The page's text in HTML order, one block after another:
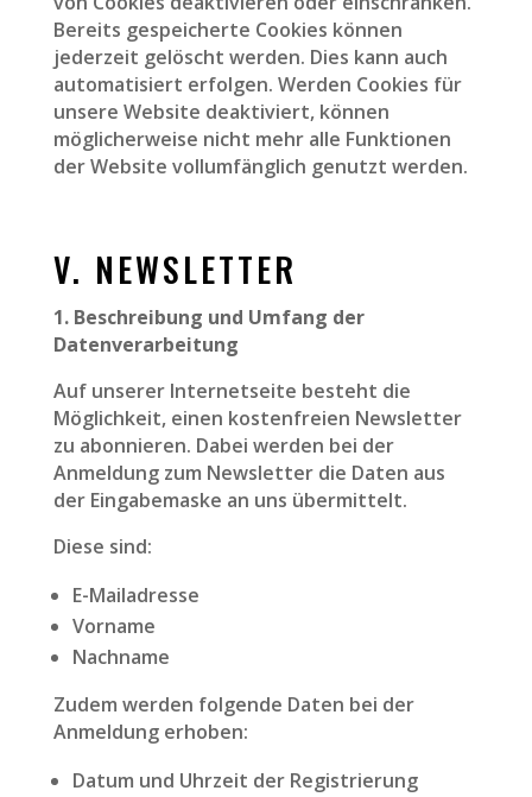
Bereits gespeicherte Cookies können
jederzeit gelöscht werden. Dies kann auch
automatisiert erfolgen. Werden Cookies für
unsere Website deaktiviert, können
möglicherweise nicht mehr alle Funktionen
der Website vollumfänglich genutzt werden.
V. NEWSLETTER
1. Beschreibung und Umfang der
Datenverarbeitung
Auf unserer Internetseite besteht die
Möglichkeit, einen kostenfreien Newsletter
zu abonnieren. Dabei werden bei der
Anmeldung zum Newsletter die Daten aus
der Eingabemaske an uns übermittelt.
Diese sind:
E-Mailadresse
Vorname
Nachname
Zudem werden folgende Daten bei der
Anmeldung erhoben:
Datum und Uhrzeit der Registrierung